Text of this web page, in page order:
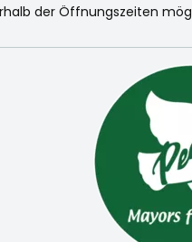
der Öffnungszeiten